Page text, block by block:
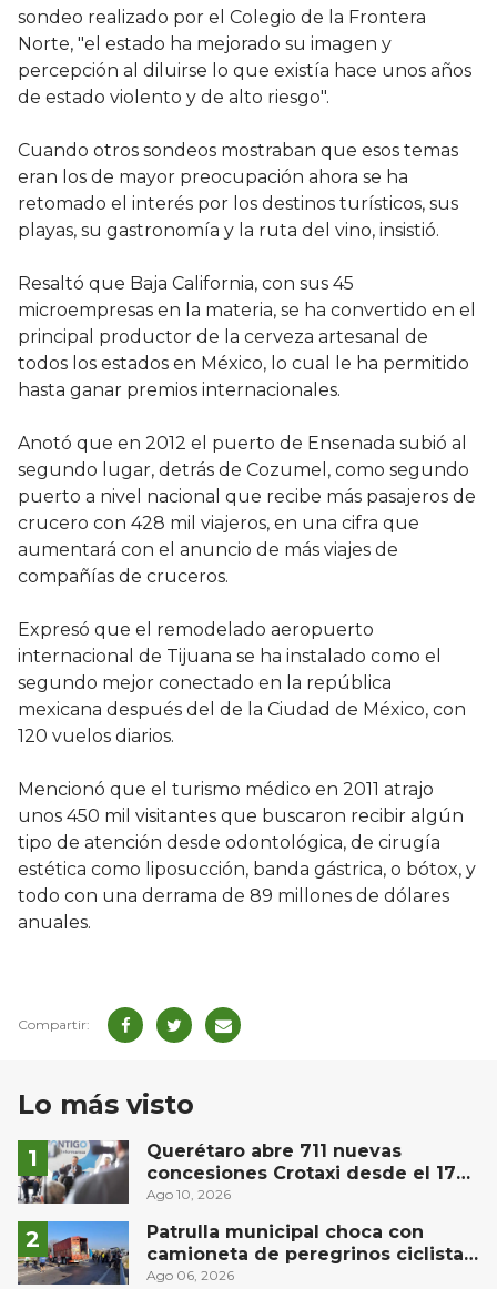
sondeo realizado por el Colegio de la Frontera
Norte, "el estado ha mejorado su imagen y
percepción al diluirse lo que existía hace unos años
de estado violento y de alto riesgo".
Cuando otros sondeos mostraban que esos temas
eran los de mayor preocupación ahora se ha
retomado el interés por los destinos turísticos, sus
playas, su gastronomía y la ruta del vino, insistió.
Resaltó que Baja California, con sus 45
microempresas en la materia, se ha convertido en el
principal productor de la cerveza artesanal de
todos los estados en México, lo cual le ha permitido
hasta ganar premios internacionales.
Anotó que en 2012 el puerto de Ensenada subió al
segundo lugar, detrás de Cozumel, como segundo
puerto a nivel nacional que recibe más pasajeros de
crucero con 428 mil viajeros, en una cifra que
aumentará con el anuncio de más viajes de
compañías de cruceros.
Expresó que el remodelado aeropuerto
internacional de Tijuana se ha instalado como el
segundo mejor conectado en la república
mexicana después del de la Ciudad de México, con
120 vuelos diarios.
Mencionó que el turismo médico en 2011 atrajo
unos 450 mil visitantes que buscaron recibir algún
tipo de atención desde odontológica, de cirugía
estética como liposucción, banda gástrica, o bótox, y
todo con una derrama de 89 millones de dólares
anuales.
Lo más visto
Querétaro abre 711 nuevas
concesiones Crotaxi desde el 17
de agosto; cero enganche y
Ago 10, 2026
Patrulla municipal choca con
camioneta de peregrinos ciclistas
en la autopista México-Querétaro
Ago 06, 2026